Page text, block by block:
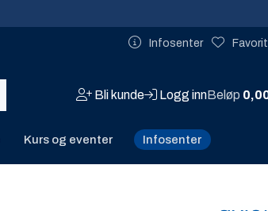
Infosenter
Bli kunde Logg innBeløp
Kurs og eventer Infosenter